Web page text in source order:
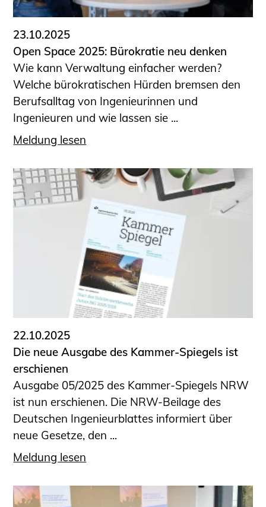
23.10.2025
Open Space 2025: Bürokratie neu denken
Wie kann Verwaltung einfacher werden?
Welche bürokratischen Hürden bremsen den
Berufsalltag von Ingenieurinnen und
Ingenieuren und wie lassen sie ...
Meldung lesen
22.10.2025
Die neue Ausgabe des Kammer-Spiegels ist
erschienen
Ausgabe 05/2025 des Kammer-Spiegels NRW
ist nun erschienen. Die NRW-Beilage des
Deutschen Ingenieurblattes informiert über
neue Gesetze, den ...
Meldung lesen